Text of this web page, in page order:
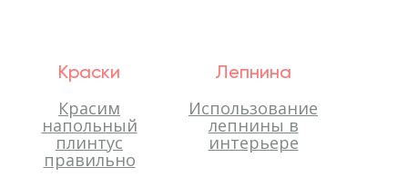
Краски
Красим
напольный
плинтус
правильно
Лепнина
Использование
лепнины в
интерьере